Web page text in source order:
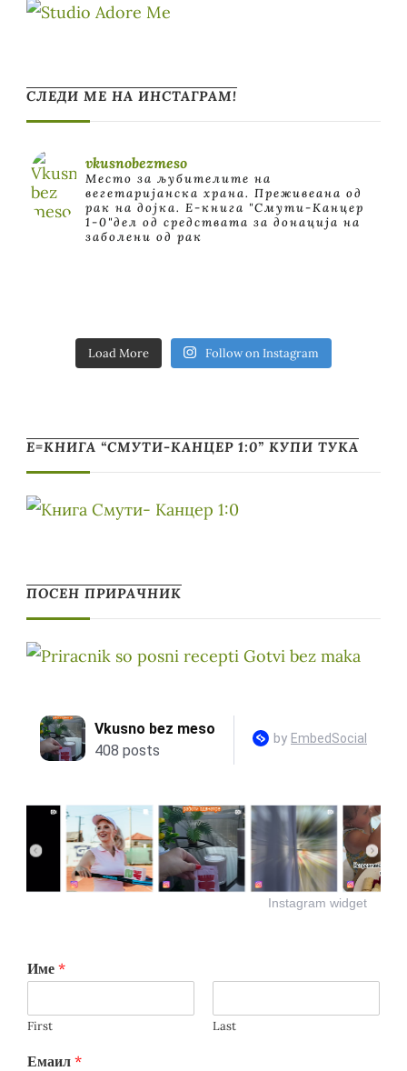
СЛЕДИ МЕ НА ИНСТАГРАМ!
vkusnobezmeso
Место за љубителите на
вегетаријанска храна. Преживеана од
рак на дојка. E-книга "Смути-Канцер
1-0"дел од средствата за донација на
заболени од рак
Load More Follow on Instagram
Е=КНИГА “СМУТИ-КАНЦЕР 1:0” КУПИ ТУКА
ПОСЕН ПРИРАЧНИК
Instagram widget
Име *
First Last
Емаил *